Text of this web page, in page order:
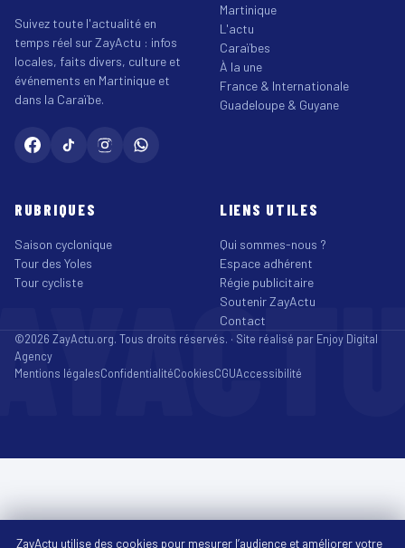
Suivez toute l'actualité en
temps réel sur ZayActu : infos
locales, faits divers, culture et
événements en Martinique et
dans la Caraïbe.
Martinique
L'actu
Caraïbes
À la une
France & Internationale
Guadeloupe & Guyane
RUBRIQUES
Saison cyclonique
Tour des Yoles
Tour cycliste
LIENS UTILES
Qui sommes-nous ?
Espace adhérent
Régie publicitaire
Soutenir ZayActu
Contact
©2026 ZayActu.org. Tous droits réservés. · Site réalisé par Enjoy Digital
Agency
Mentions légalesConfidentialitéCookiesCGUAccessibilité
ZayActu utilise des cookies pour mesurer l’audience et améliorer votre